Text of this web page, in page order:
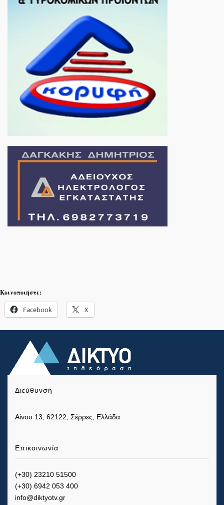
Κοινοποιήστε:
Facebook X
Διεύθυνση
Αίνου 13, 62122, Σέρρες, Ελλάδα
Επικοινωνία
(+30) 23210 51500
(+30) 6942 053 400
info@diktyotv.gr